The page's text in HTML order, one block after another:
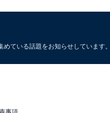
ている話題をお知らせしています。